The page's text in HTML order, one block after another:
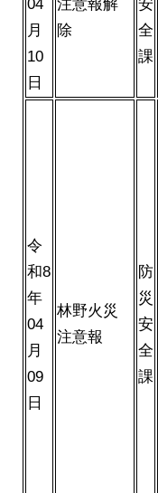
04
月
10
日
注意報解
除
安
全
課
令
和8
年
04
月
09
日
林野火災
注意報
防
災
安
全
課